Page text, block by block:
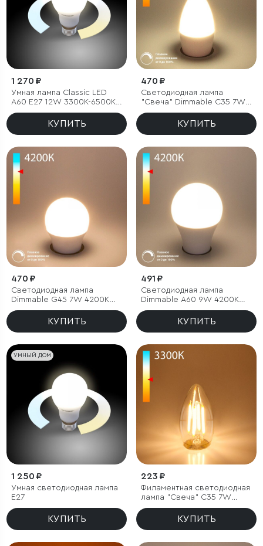
1 270 ₽
Умная лампа Classic LED
А60 Е27 12W 3300К-6500К
CCT+DIM (BLE2778)
КУПИТЬ
470 ₽
Светодиодная лампа
"Свеча" Dimmable C35 7W
4200K E27
КУПИТЬ
470 ₽
Светодиодная лампа
Dimmable G45 7W 4200K
E27
КУПИТЬ
491 ₽
Светодиодная лампа
Dimmable А60 9W 4200K
E27
КУПИТЬ
УМНЫЙ ДОМ
1 250 ₽
Умная светодиодная лампа
Е27
КУПИТЬ
223 ₽
Филаментная светодиодная
лампа "Свеча" C35 7W
3300K E27 (C35
прозрачный)КУПИТЬ